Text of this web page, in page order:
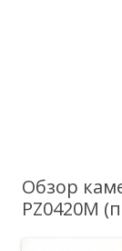
Обзор
PZ0420M